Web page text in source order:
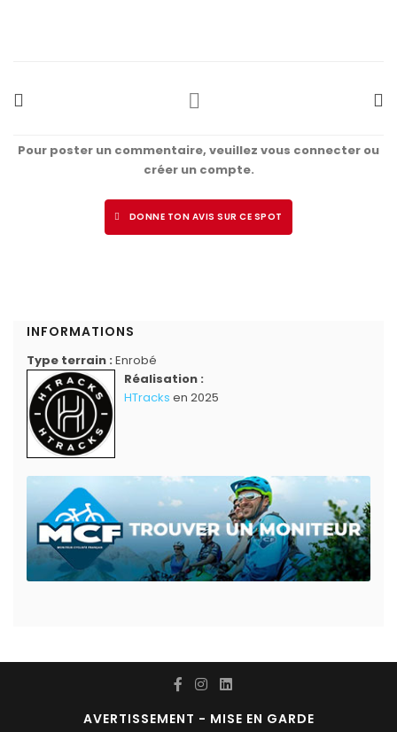
Pour poster un commentaire, veuillez vous connecter ou
créer un compte.
DONNE TON AVIS SUR CE SPOT
INFORMATIONS
Type terrain : Enrobé
Réalisation :
HTracks en 2025
AVERTISSEMENT - MISE EN GARDE